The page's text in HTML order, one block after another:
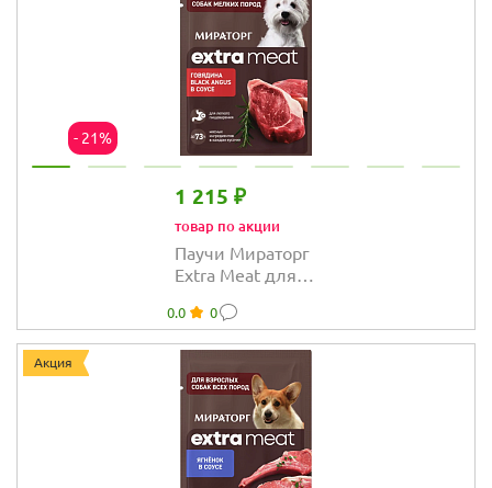
- 21%
1 215 ₽
товар по акции
Паучи Мираторг
Extra Meat для
пород с
говядиной в
0.0 0
Акция